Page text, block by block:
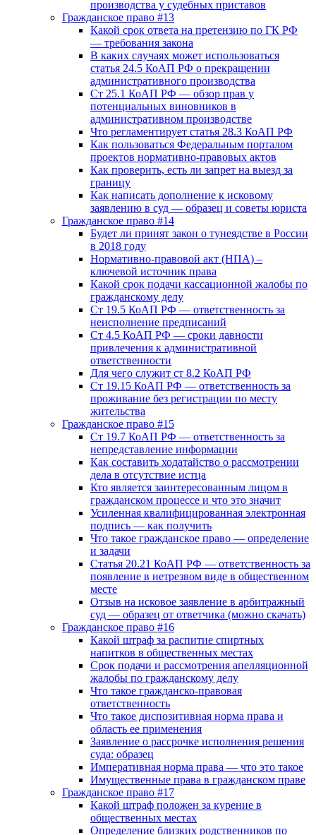
производства у судебных приставов
Гражданское право #13
Какой срок ответа на претензию по ГК РФ
— требования закона
В каких случаях может использоваться
статья 24.5 КоАП РФ о прекращении
административного производства
Ст 25.1 КоАП РФ — обзор прав у
потенциальных виновников в
административном производстве
Что регламентирует статья 28.3 КоАП РФ
Как пользоваться Федеральным порталом
проектов нормативно-правовых актов
Как проверить, есть ли запрет на выезд за
границу
Как написать дополнение к исковому
заявлению в суд — образец и советы юриста
Гражданское право #14
Будет ли принят закон о тунеядстве в России
в 2018 году
Нормативно-правовой акт (НПА) –
ключевой источник права
Какой срок подачи кассационной жалобы по
гражданскому делу
Ст 19.5 КоАП РФ — ответственность за
неисполнение предписаний
Ст 4.5 КоАП РФ — сроки давности
привлечения к административной
ответственности
Для чего служит ст 8.2 КоАП РФ
Ст 19.15 КоАП РФ — ответственность за
проживание без регистрации по месту
жительства
Гражданское право #15
Ст 19.7 КоАП РФ — ответственность за
непредставление информации
Как составить ходатайство о рассмотрении
дела в отсутствие истца
Кто является заинтересованным лицом в
гражданском процессе и что это значит
Усиленная квалифицированная электронная
подпись — как получить
Что такое гражданское право — определение
и задачи
Статья 20.21 КоАП РФ — ответственность за
появление в нетрезвом виде в общественном
месте
Отзыв на исковое заявление в арбитражный
суд — образец от ответчика (можно скачать)
Гражданское право #16
Какой штраф за распитие спиртных
напитков в общественных местах
Срок подачи и рассмотрения апелляционной
жалобы по гражданскому делу
Что такое гражданско-правовая
ответственность
Что такое диспозитивная норма права и
область ее применения
Заявление о рассрочке исполнения решения
суда: образец
Императивная норма права — что это такое
Имущественные права в гражданском праве
Гражданское право #17
Какой штраф положен за курение в
общественных местах
Определение близких родственников по